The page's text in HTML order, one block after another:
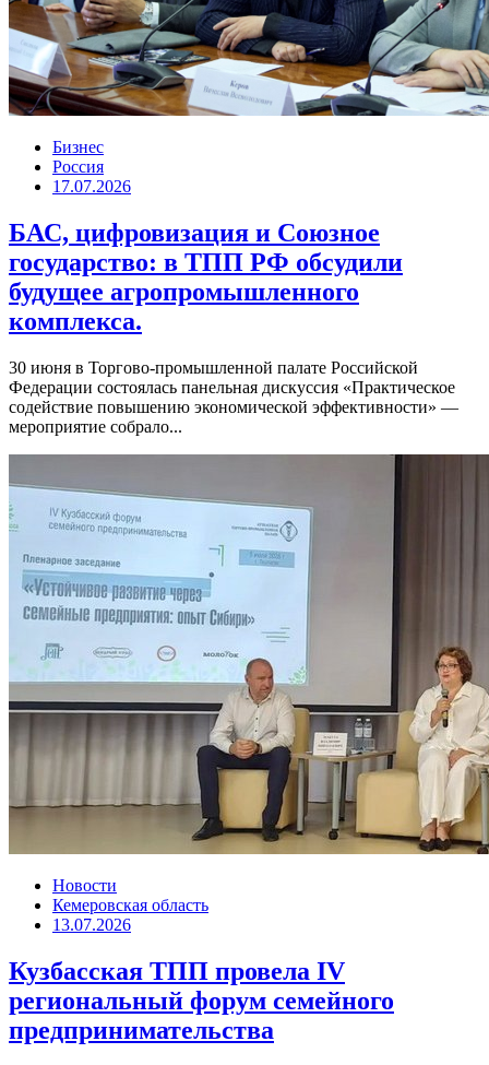
Бизнес
Россия
17.07.2026
БАС, цифровизация и Союзное
государство: в ТПП РФ обсудили
будущее агропромышленного
комплекса.
30 июня в Торгово-промышленной палате Российской
Федерации состоялась панельная дискуссия «Практическое
содействие повышению экономической эффективности» —
мероприятие собрало...
Новости
Кемеровская область
13.07.2026
Кузбасская ТПП провела IV
региональный форум семейного
предпринимательства